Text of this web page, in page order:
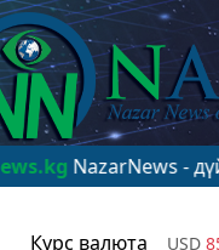
- дүйнө
Курс валюта USD